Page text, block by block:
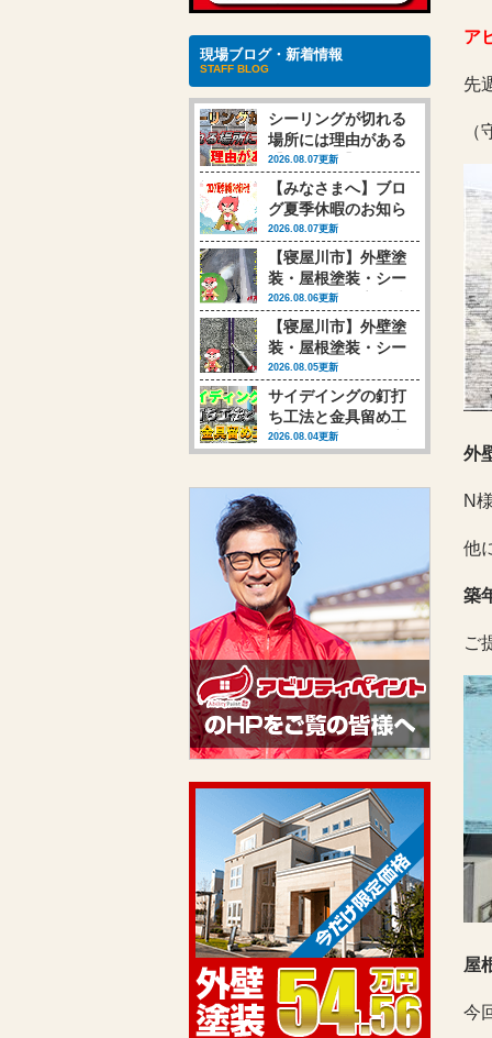
ア
先
外
N
他
築
ご
屋
今
現場ブログ・新着情報
STAFF BLOG
シーリングが切れる
場所には理由がある
【動画あり】
2026.08.07更新
【みなさまへ】ブロ
グ夏季休暇のお知ら
せ
2026.08.07更新
【寝屋川市】外壁塗
装・屋根塗装・シー
リング工事 高圧洗
浄行いました
2026.08.06更新
【寝屋川市】外壁塗
装・屋根塗装・シー
リング工事 シーリ
ング工事行いました
(‘◇’)ゞ
2026.08.05更新
サイデイングの釘打
ち工法と金具留め工
法、それによって変
わる塗装時の対応
2026.08.04更新